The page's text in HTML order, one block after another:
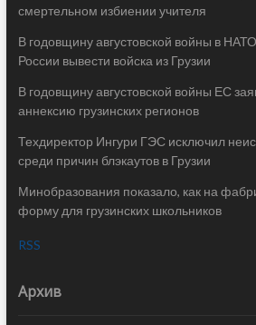
смертельном избиении учителя
В годовщину августовской войны в
России вывести войска из Грузии
В годовщину августовской войны ЕС
аннексию грузинских регионов
Техдиректор Ингури ГЭС исключил
среди причин блэкаутов в Грузии
Минобразования показало, как на
форму для грузинских школьников
RSS
Архив